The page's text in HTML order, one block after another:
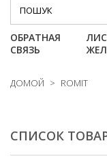
Категории
ОБРАТНАЯ
СВЯЗЬ
ДОМОЙ > ROMIT
СПИСОК